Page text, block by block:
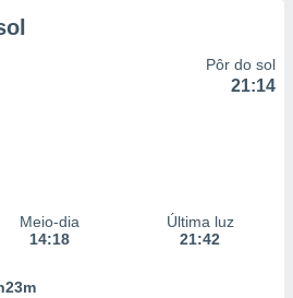
Pôr do sol
21:14
Meio-dia
14:18
Última luz
21:42